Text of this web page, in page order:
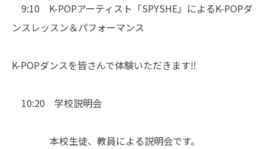
9:10 K-POPアーティスト「SPYSHE」によるK-POPダ
ンスレッスン＆パフォーマンス
K-POPダンスを皆さんで体験いただきます‼
10:20 学校説明会
本校生徒、教員による説明会です。